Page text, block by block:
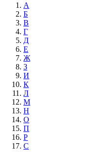
А
Б
В
Г
Д
Е
Ж
З
И
К
Л
М
Н
О
П
Р
С